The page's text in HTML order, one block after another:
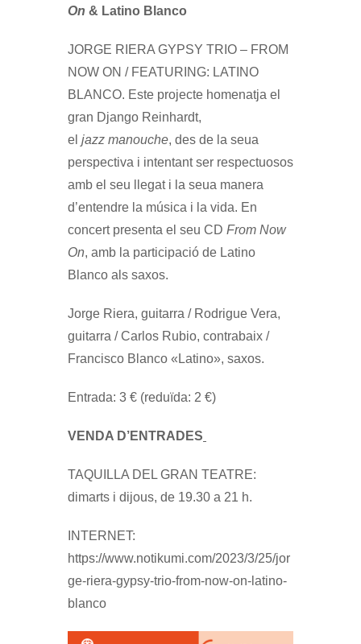
On & Latino Blanco
JORGE RIERA GYPSY TRIO – FROM
NOW ON / FEATURING: LATINO
BLANCO. Este projecte homenatja el
gran Django Reinhardt,
el jazz manouche, des de la seua
perspectiva i intentant ser respectuosos
amb el seu llegat i la seua manera
d’entendre la música i la vida. En
concert presenta el seu CD From Now
On, amb la participació de Latino
Blanco als saxos.
Jorge Riera, guitarra / Rodrigue Vera,
guitarra / Carlos Rubio, contrabaix /
Francisco Blanco «Latino», saxos.
Entrada: 3 € (reduïda: 2 €)
VENDA D’ENTRADES
TAQUILLA DEL GRAN TEATRE:
dimarts i dijous, de 19.30 a 21 h.
INTERNET:
https://www.notikumi.com/2023/3/25/jor
ge-riera-gypsy-trio-from-now-on-latino-
blanco